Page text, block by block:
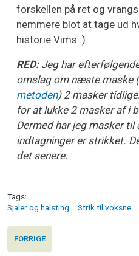
forskellen på ret og
nemmere blot at tage ud
historie Vims :)
RED: Jeg har
omslag om næste maske (
metoden) 2 masker
for at lukke 2 masker af i
Dermed har jeg masker
indtagninger er strikket.
det senere.
Tags
Sjaler og halsting
Strik til voksne
FORRIGE